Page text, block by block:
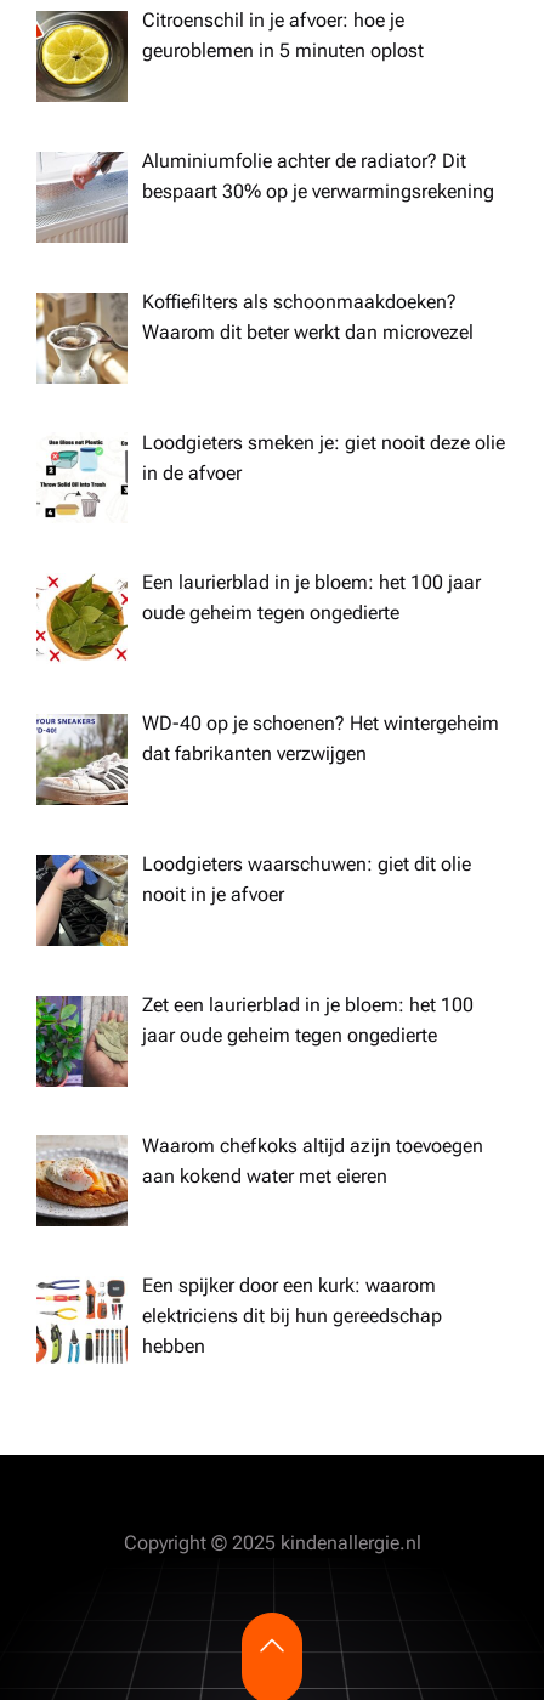
Citroenschil in je afvoer: hoe je
geuroblemen in 5 minuten oplost
Aluminiumfolie achter de radiator? Dit
bespaart 30% op je verwarmingsrekening
Koffiefilters als schoonmaakdoeken?
Waarom dit beter werkt dan microvezel
Loodgieters smeken je: giet nooit deze olie
in de afvoer
Een laurierblad in je bloem: het 100 jaar
oude geheim tegen ongedierte
WD-40 op je schoenen? Het wintergeheim
dat fabrikanten verzwijgen
Loodgieters waarschuwen: giet dit olie
nooit in je afvoer
Zet een laurierblad in je bloem: het 100
jaar oude geheim tegen ongedierte
Waarom chefkoks altijd azijn toevoegen
aan kokend water met eieren
Een spijker door een kurk: waarom
elektriciens dit bij hun gereedschap
hebben
Copyright © 2025 kindenallergie.nl